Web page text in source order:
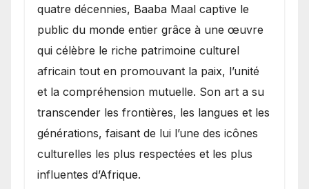
quatre décennies, Baaba Maal captive le
public du monde entier grâce à une œuvre
qui célèbre le riche patrimoine culturel
africain tout en promouvant la paix, l’unité
et la compréhension mutuelle. Son art a su
transcender les frontières, les langues et les
générations, faisant de lui l’une des icônes
culturelles les plus respectées et les plus
influentes d’Afrique.